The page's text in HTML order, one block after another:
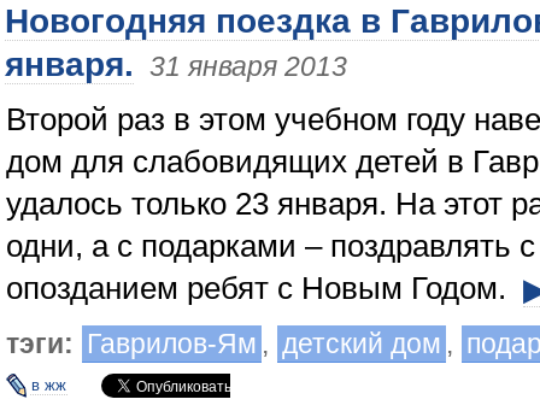
Новогодняя поездка в
января. 31 января 2013
Второй раз в этом учебном году
дом для слабовидящих детей в
удалось только 23 января. На этот
одни, а с подарками – поздравлять
опозданием ребят с Новым Годом.
тэги: Гаврилов-Ям , детский дом ,
в жж